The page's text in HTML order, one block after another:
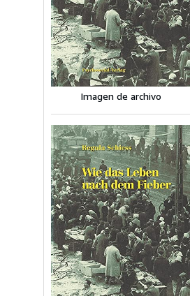
Imagen de archivo